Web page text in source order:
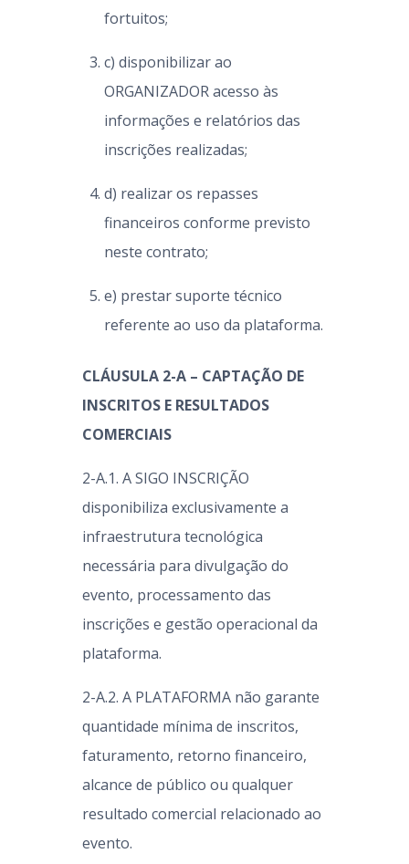
fortuitos;
c) disponibilizar ao
ORGANIZADOR acesso às
informações e relatórios das
inscrições realizadas;
d) realizar os repasses
financeiros conforme previsto
neste contrato;
e) prestar suporte técnico
referente ao uso da plataforma.
CLÁUSULA 2-A – CAPTAÇÃO DE
INSCRITOS E RESULTADOS
COMERCIAIS
2-A.1. A SIGO INSCRIÇÃO
disponibiliza exclusivamente a
infraestrutura tecnológica
necessária para divulgação do
evento, processamento das
inscrições e gestão operacional da
plataforma.
2-A.2. A PLATAFORMA não garante
quantidade mínima de inscritos,
faturamento, retorno financeiro,
alcance de público ou qualquer
resultado comercial relacionado ao
evento.